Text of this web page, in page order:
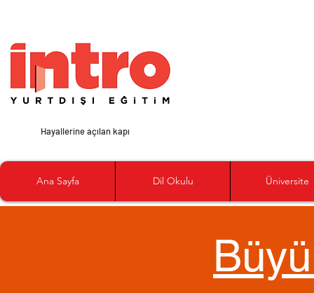
Hayallerine açılan kapı
Ana Sayfa Dil Okulu Üniversite